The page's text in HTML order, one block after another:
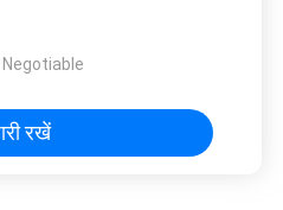
Negotiable
रखें